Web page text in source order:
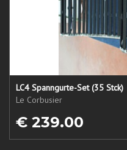
LC4 Spanngurte-Set (35 Stck)
Le Corbusier
€ 239.00